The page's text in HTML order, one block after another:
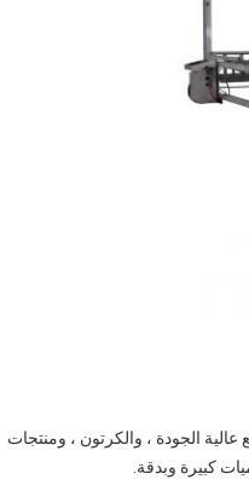
الجودة ، والكرتون ، ومنتجات
كبيرة وبدقة.